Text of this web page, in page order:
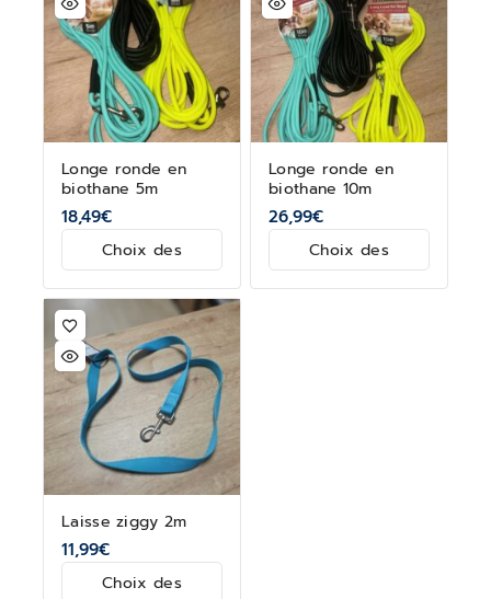
Longe ronde en
biothane 5m
18,49€
Choix des
Longe ronde en
biothane 10m
26,99€
Choix des
Laisse ziggy 2m
11,99€
Choix des